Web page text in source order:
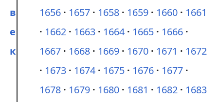
в
е
к
1656
1657 1658 1659 1660
1661
1662
1663 1664 1665
1666
1667
1668 1669 1670 1671
1672
1673
1674 1675 1676
1677
1678
1679 1680 1681 1682
1683